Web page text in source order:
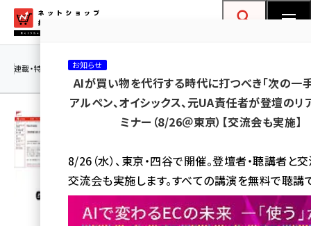
ン
ネットショップ担当者フォーラム
amazon (2259)
yahoo (1908)
楽天 (1877)
連載・特集 | 海外
お知らせ
AIが買い物を代行する時代に打つべき「次の一手
アルペン、オイシックス、元UA責任者が登壇のリ
ミナー（8/26＠東京）【交流会も実施】
8/26（水）、東京・四谷で開催。登壇者・聴講者と
交流会も実施します。すべての講演を無料で聴講